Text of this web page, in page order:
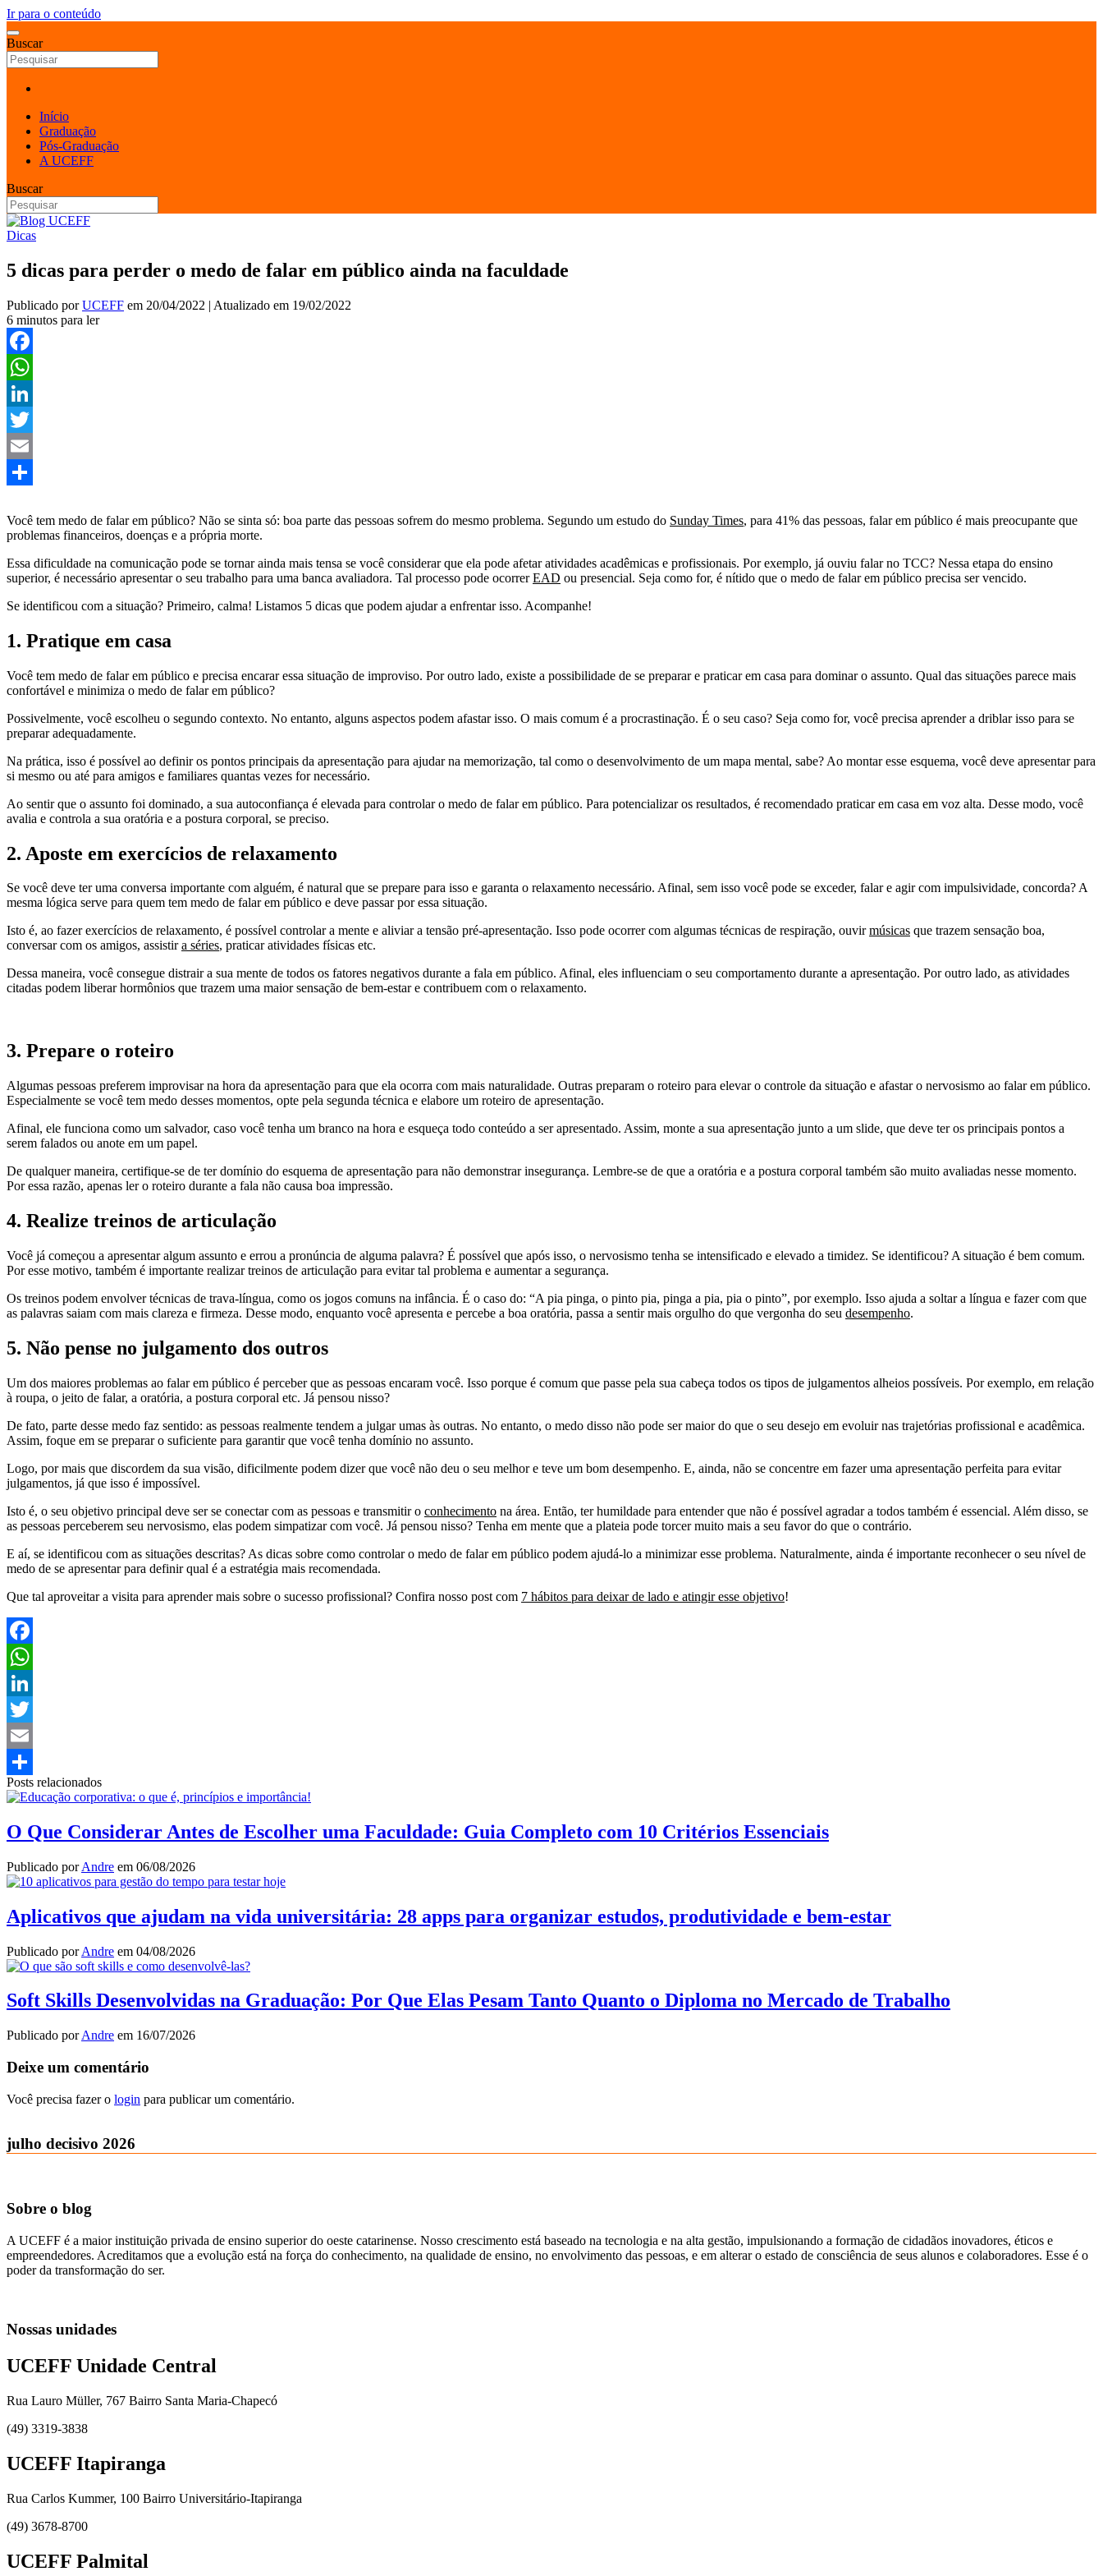
Ir para o conteúdo
Buscar
Início
Graduação
Pós-Graduação
A UCEFF
Buscar
Dicas
5 dicas para perder o medo de falar em público ainda na faculdade
Publicado porUCEFF em 20/04/2022 | Atualizado em 19/02/2022
6 minutos para ler
Facebook
WhatsApp
LinkedIn
Twitter
Email
Você tem medo de falar em público? Não se sinta só: boa parte das pessoas sofrem do mesmo problema. Segundo um estudo do Sunday Times, para 41% das pessoas, falar em público é mais preocupante que
problemas financeiros, doenças e a própria morte.
Essa dificuldade na comunicação pode se tornar ainda mais tensa se você considerar que ela pode afetar atividades acadêmicas e profissionais. Por exemplo, já ouviu falar no TCC? Nessa etapa do ensino
superior, é necessário apresentar o seu trabalho para uma banca avaliadora. Tal processo pode ocorrerEAD ou presencial. Seja como for, é nítido que o medo de falar em público precisa ser vencido.
Se identificou com a situação? Primeiro, calma! Listamos 5 dicas que podem ajudar a enfrentar isso. Acompanhe!
1. Pratique em casa
Você tem medo de falar em público e precisa encarar essa situação de improviso. Por outro lado, existe a possibilidade de se preparar e praticar em casa para dominar o assunto. Qual das situações parece mais
confortável e minimiza o medo de falar em público?
Possivelmente, você escolheu o segundo contexto. No entanto, alguns aspectos podem afastar isso. O mais comum é a procrastinação. É o seu caso? Seja como for, você precisa aprender a driblar isso para se
preparar adequadamente.
Na prática, isso é possível ao definir os pontos principais da apresentação para ajudar na memorização, tal como o desenvolvimento de um mapa mental, sabe? Ao montar esse esquema, você deve apresentar para
si mesmo ou até para amigos e familiares quantas vezes for necessário.
Ao sentir que o assunto foi dominado, a sua autoconfiança é elevada para controlar o medo de falar em público. Para potencializar os resultados, é recomendado praticar em casa em voz alta. Desse modo, você
avalia e controla a sua oratória e a postura corporal, se preciso.
2. Aposte em exercícios de relaxamento
Se você deve ter uma conversa importante com alguém, é natural que se prepare para isso e garanta o relaxamento necessário. Afinal, sem isso você pode se exceder, falar e agir com impulsividade, concorda? A
mesma lógica serve para quem tem medo de falar em público e deve passar por essa situação.
Isto é, ao fazer exercícios de relaxamento, é possível controlar a mente e aliviar a tensão pré-apresentação. Isso pode ocorrer com algumas técnicas de respiração, ouvirmúsicas que trazem sensação boa,
conversar com os amigos, assistira séries, praticar atividades físicas etc.
Dessa maneira, você consegue distrair a sua mente de todos os fatores negativos durante a fala em público. Afinal, eles influenciam o seu comportamento durante a apresentação. Por outro lado, as atividades
citadas podem liberar hormônios que trazem uma maior sensação de bem-estar e contribuem com o relaxamento.
3. Prepare o roteiro
Algumas pessoas preferem improvisar na hora da apresentação para que ela ocorra com mais naturalidade. Outras preparam o roteiro para elevar o controle da situação e afastar o nervosismo ao falar em público.
Especialmente se você tem medo desses momentos, opte pela segunda técnica e elabore um roteiro de apresentação.
Afinal, ele funciona como um salvador, caso você tenha um branco na hora e esqueça todo conteúdo a ser apresentado. Assim, monte a sua apresentação junto a um slide, que deve ter os principais pontos a
serem falados ou anote em um papel.
De qualquer maneira, certifique-se de ter domínio do esquema de apresentação para não demonstrar insegurança. Lembre-se de que a oratória e a postura corporal também são muito avaliadas nesse momento.
Por essa razão, apenas ler o roteiro durante a fala não causa boa impressão.
4. Realize treinos de articulação
Você já começou a apresentar algum assunto e errou a pronúncia de alguma palavra? É possível que após isso, o nervosismo tenha se intensificado e elevado a timidez. Se identificou? A situação é bem comum.
Por esse motivo, também é importante realizar treinos de articulação para evitar tal problema e aumentar a segurança.
Os treinos podem envolver técnicas de trava-língua, como os jogos comuns na infância. É o caso do: “A pia pinga, o pinto pia, pinga a pia, pia o pinto”, por exemplo. Isso ajuda a soltar a língua e fazer com que
as palavras saiam com mais clareza e firmeza. Desse modo, enquanto você apresenta e percebe a boa oratória, passa a sentir mais orgulho do que vergonha do seu desempenho.
5. Não pense no julgamento dos outros
Um dos maiores problemas ao falar em público é perceber que as pessoas encaram você. Isso porque é comum que passe pela sua cabeça todos os tipos de julgamentos alheios possíveis. Por exemplo, em relação
à roupa, o jeito de falar, a oratória, a postura corporal etc. Já pensou nisso?
De fato, parte desse medo faz sentido: as pessoas realmente tendem a julgar umas às outras. No entanto, o medo disso não pode ser maior do que o seu desejo em evoluir nas trajetórias profissional e acadêmica.
Assim, foque em se preparar o suficiente para garantir que você tenha domínio no assunto.
Logo, por mais que discordem da sua visão, dificilmente podem dizer que você não deu o seu melhor e teve um bom desempenho. E, ainda, não se concentre em fazer uma apresentação perfeita para evitar
julgamentos, já que isso é impossível.
Isto é, o seu objetivo principal deve ser se conectar com as pessoas e transmitir o conhecimento na área. Então, ter humildade para entender que não é possível agradar a todos também é essencial. Além disso, se
as pessoas perceberem seu nervosismo, elas podem simpatizar com você. Já pensou nisso? Tenha em mente que a plateia pode torcer muito mais a seu favor do que o contrário.
E aí, se identificou com as situações descritas? As dicas sobre como controlar o medo de falar em público podem ajudá-lo a minimizar esse problema. Naturalmente, ainda é importante reconhecer o seu nível de
medo de se apresentar para definir qual é a estratégia mais recomendada.
Que tal aproveitar a visita para aprender mais sobre o sucesso profissional? Confira nosso post com 7 hábitos para deixar de lado e atingir esse objetivo!
Facebook
WhatsApp
LinkedIn
Twitter
Email
Share
Posts relacionados
O Que Considerar Antes de Escolher uma Faculdade: Guia Completo com 10 Critérios Essenciais
Publicado porAndre em 06/08/2026
Aplicativos que ajudam na vida universitária: 28 apps para organizar estudos, produtividade e bem-estar
Publicado porAndre em 04/08/2026
Soft Skills Desenvolvidas na Graduação: Por Que Elas Pesam Tanto Quanto o Diploma no Mercado de Trabalho
Publicado porAndre em 16/07/2026
Deixe um comentário
Você precisa fazer o login para publicar um comentário.
julho decisivo 2026
Sobre o blog
A UCEFF é a maior instituição privada de ensino superior do oeste catarinense. Nosso crescimento está baseado na tecnologia e na alta gestão, impulsionando a formação de cidadãos inovadores, éticos e
empreendedores. Acreditamos que a evolução está na força do conhecimento, na qualidade de ensino, no envolvimento das pessoas, e em alterar o estado de consciência de seus alunos e colaboradores. Esse é o
poder da transformação do ser.
Nossas unidades
UCEFF Unidade Central
Rua Lauro Müller, 767 Bairro Santa Maria-Chapecó
(49) 3319-3838
UCEFF Itapiranga
Rua Carlos Kummer, 100 Bairro Universitário-Itapiranga
(49) 3678-8700
UCEFF Palmital